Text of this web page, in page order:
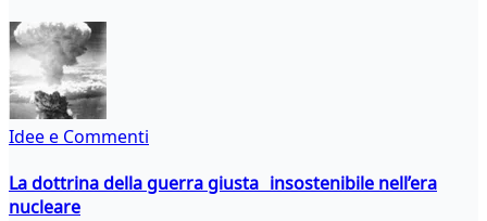
Idee e Commenti
La dottrina della guerra giusta insostenibile nell’era
nucleare